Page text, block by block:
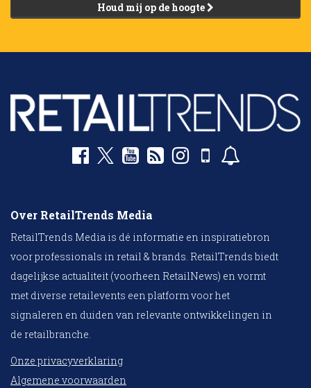
Houd mij op de hoogte
Over RetailTrends Media
RetailTrends Media is dé informatie en inspiratiebron
voor professionals in retail & brands. RetailTrends biedt
dagelijkse actualiteit (voorheen RetailNews) en vormt
met diverse retailevents een platform voor het
signaleren en duiden van relevante ontwikkelingen in
de retailbranche.
Onze privacyverklaring
Algemene voorwaarden